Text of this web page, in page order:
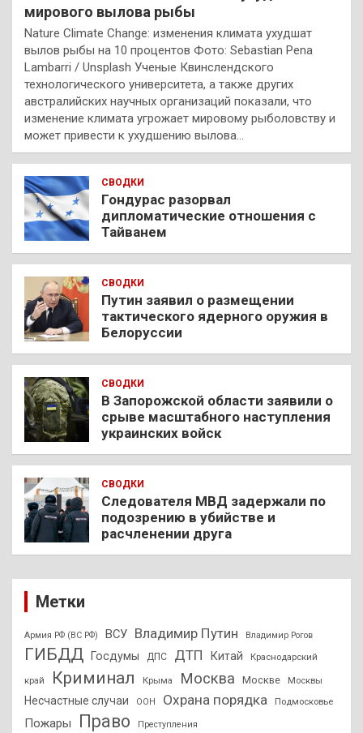
мирового вылова рыбы
Nature Climate Change: изменения климата ухудшат
вылов рыбы на 10 процентов Фото: Sebastian Pena
Lambarri / Unsplash Ученые Квинслендского
технологического университета, а также других
австралийских научных организаций показали, что
изменение климата угрожает мировому рыболовству и
может привести к ухудшению вылова…
СВОДКИ
Гондурас разорвал
дипломатические отношения с
Тайванем
СВОДКИ
Путин заявил о размещении
тактического ядерного оружия в
Белоруссии
СВОДКИ
В Запорожской области заявили о
срыве масштабного наступления
украинских войск
СВОДКИ
Следователя МВД задержали по
подозрению в убийстве и
расчленении друга
Метки
Армия РФ (ВС РФ) ВСУ Владимир Путин Владимир Рогов
ГИБДД Госдумы ДПС ДТП Китай Краснодарский
край Криминал Крыма Москва Москве Москвы
Несчастные случаи ООН Охрана порядка Подмосковье
Пожары Право Преступления